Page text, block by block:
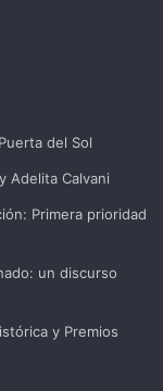
del Sol
Adelita Calvani
Primera prioridad
un discurso
y Premios